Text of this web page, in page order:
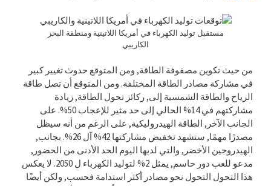
مستقبل توليد الكهرباء في أمريكا اللاتينية ومنطقة البحر
الكاريبي
من حيث تكوين مصفوفة الطاقة, ومن المتوقع حدوث تغيير كبير
في مشاركة مصادر الطاقة المختلفة. ومن المتوقع أن تصل طاقة
الرياح والطاقة الشمسية إلى, ركائز تحول الطاقة, زيادة
مشاركتهم في 14% الحالي إلى حد مثير للإعجاب 50%. على
الجانب الآخر, الطاقة الهيدروليكية, على الرغم من أنه سيظل
مصدرًا مهمًا, ستشهد تخفيض مشاركتها 42% آل 26%. بجانب,
الهيدروجين الأخضر, والتي لديها اليوم الحد الأدنى من الحضور,
مدعو للعب دور حاسم, يمثل 2% لتوليد الكهرباء ل 2050. لا يعكس
هذا التحول التحول نحو مصادر أكثر استدامة فحسب, ولكن أيضًا